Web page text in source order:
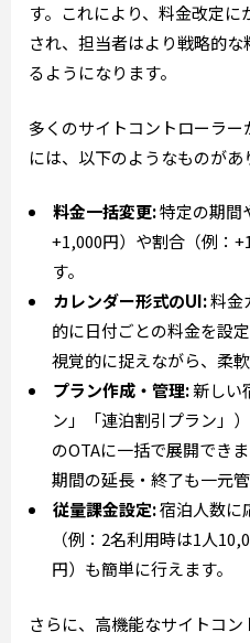
す。これにより、料金改定
され、担当者はより戦略的
るようになります。
多くのサイトコントローラ
には、以下のようなものがあ
料金一括変更:特定の期間
+1,000円）や割合（例：
す。
カレンダー形式のUI:料金
的に日付ごとの料金を設
視覚的に捉えながら、柔
プラン作成・管理:新しい
ン」「連泊割引プラン」
のOTAに一括で展開でき
期間の延長・終了も一元管
従量課金設定:宿泊人数に
（例：2名利用時は1人
円）も簡単に行えます。
さらに、高機能なサイトコ